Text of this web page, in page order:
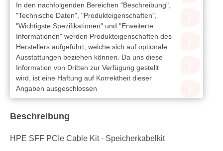
In den nachfolgenden Bereichen "Beschreibung",
"Technische Daten", "Produkteigenschaften",
"Wichtigste Spezifikationen" und "Erweiterte
Informationen" werden Produkteigenschaften des
Herstellers aufgeführt, welche sich auf optionale
Ausstattungen beziehen können. Da uns diese
Information von Dritten zur Verfügung gestellt
wird, ist eine Haftung auf Korrektheit dieser
Angaben ausgeschlossen
Beschreibung
HPE SFF PCIe Cable Kit - Speicherkabelkit